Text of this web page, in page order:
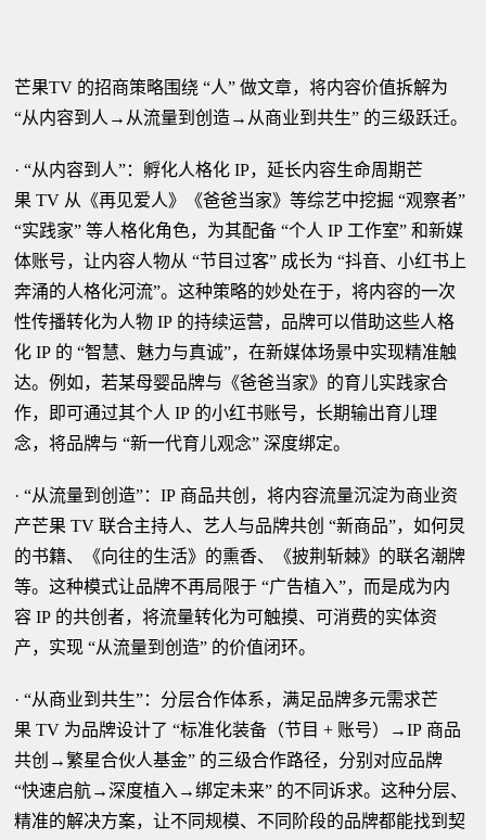
芒果TV 的招商策略围绕 “人” 做文章，将内容价值拆解为
“从内容到人→从流量到创造→从商业到共生” 的三级跃迁。
· “从内容到人”：孵化人格化 IP，延长内容生命周期芒
果 TV 从《再见爱人》《爸爸当家》等综艺中挖掘 “观察者”
“实践家” 等人格化角色，为其配备 “个人 IP 工作室” 和新媒
体账号，让内容人物从 “节目过客” 成长为 “抖音、小红书上
奔涌的人格化河流”。这种策略的妙处在于，将内容的一次
性传播转化为人物 IP 的持续运营，品牌可以借助这些人格
化 IP 的 “智慧、魅力与真诚”，在新媒体场景中实现精准触
达。例如，若某母婴品牌与《爸爸当家》的育儿实践家合
作，即可通过其个人 IP 的小红书账号，长期输出育儿理
念，将品牌与 “新一代育儿观念” 深度绑定。
· “从流量到创造”：IP 商品共创，将内容流量沉淀为商业资
产芒果 TV 联合主持人、艺人与品牌共创 “新商品”，如何炅
的书籍、《向往的生活》的熏香、《披荆斩棘》的联名潮牌
等。这种模式让品牌不再局限于 “广告植入”，而是成为内
容 IP 的共创者，将流量转化为可触摸、可消费的实体资
产，实现 “从流量到创造” 的价值闭环。
· “从商业到共生”：分层合作体系，满足品牌多元需求芒
果 TV 为品牌设计了 “标准化装备（节目 + 账号）→IP 商品
共创→繁星合伙人基金” 的三级合作路径，分别对应品牌
“快速启航→深度植入→绑定未来” 的不同诉求。这种分层、
精准的解决方案，让不同规模、不同阶段的品牌都能找到契